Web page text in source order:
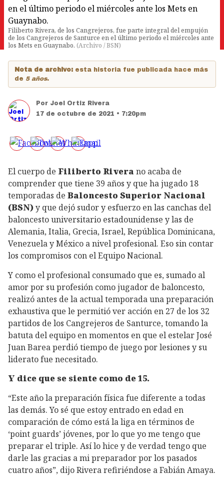
Filiberto Rivera, de los Cangrejeros, fue parte integral del empujón
de los Cangrejeros de Santurce en el último periodo el miércoles ante
los Mets en Guaynabo. (Archivo / BSN)
Nota de archivo: esta historia fue publicada hace más
de 5 años.
Por Joel Ortiz Rivera
17 de octubre de 2021 • 7:20pm
El cuerpo de Filiberto Rivera no acaba de
comprender que tiene 39 años y que ha jugado 18
temporadas de Baloncesto Superior Nacional
(BSN)y que dejó sudor y esfuerzo en las canchas del
baloncesto universitario estadounidense y las de
Alemania, Italia, Grecia, Israel, República Dominicana,
Venezuela y México a nivel profesional. Eso sin contar
los compromisos con el Equipo Nacional.
Y como el profesional consumado que es, sumado al
amor por su profesión como jugador de baloncesto,
realizó antes de la actual temporada una preparación
exhaustiva que le permitió ver acción en 27 de los 32
partidos de los Cangrejeros de Santurce, tomando la
batuta del equipo en momentos en que el estelar José
Juan Barea perdió tiempo de juego por lesiones y su
liderato fue necesitado.
Y dice que se siente como de 15.
“Este año la preparación física fue diferente a todas
las demás. Yo sé que estoy entrado en edad en
comparación de cómo está la liga en términos de
‘point guards’ jóvenes, por lo que yo me tengo que
preparar el triple. Así lo hice y de verdad tengo que
darle las gracias a mi preparador por los pasados
cuatro años”, dijo Rivera refiriéndose a Fabián Amaya.